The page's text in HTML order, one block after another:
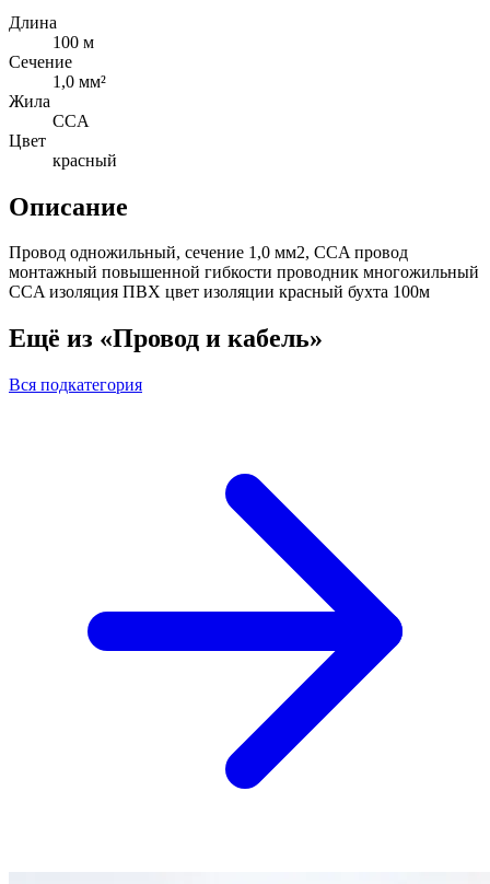
Длина
100 м
Сечение
1,0 мм²
Жила
CCA
Цвет
красный
Описание
Провод одножильный, сечение 1,0 мм2, CCA провод
монтажный повышенной гибкости проводник многожильный
CCA изоляция ПВХ цвет изоляции красный бухта 100м
Ещё из «Провод и кабель»
Вся подкатегория